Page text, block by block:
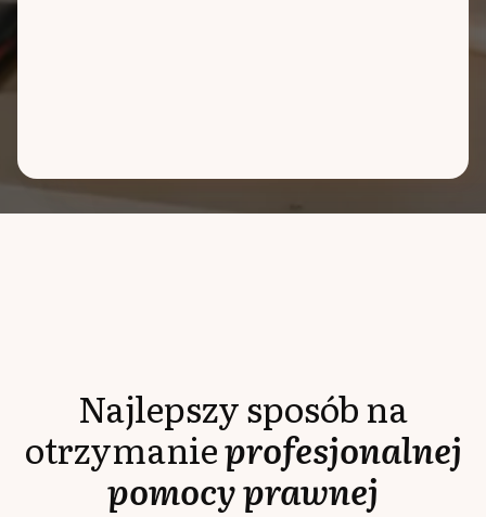
Najlepszy sposób na
otrzymanieprofesjonalnej
pomocy prawnej